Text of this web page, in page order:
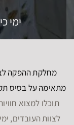
ימי
מתאימה על בסיס
תוכלו למצוא
לצוות העובדים,